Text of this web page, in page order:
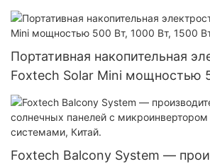
Автономные солнечные
солнечных энергосистем.
Портативная накопительная
Foxtech Solar Mini мощностью
1500 Вт.
Foxtech Balcony System —